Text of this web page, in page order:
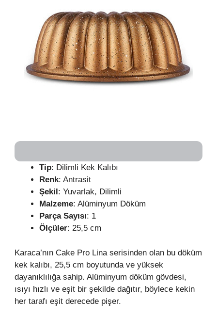
Tip: Dilimli Kek Kalıbı
Renk: Antrasit
Şekil: Yuvarlak, Dilimli
Malzeme: Alüminyum Döküm
Parça Sayısı: 1
Ölçüler: 25,5 cm
Karaca’nın Cake Pro Lina serisinden olan bu döküm
kek kalıbı, 25,5 cm boyutunda ve yüksek
dayanıklılığa sahip. Alüminyum döküm gövdesi,
ısıyı hızlı ve eşit bir şekilde dağıtır, böylece kekin
her tarafı eşit derecede pişer.